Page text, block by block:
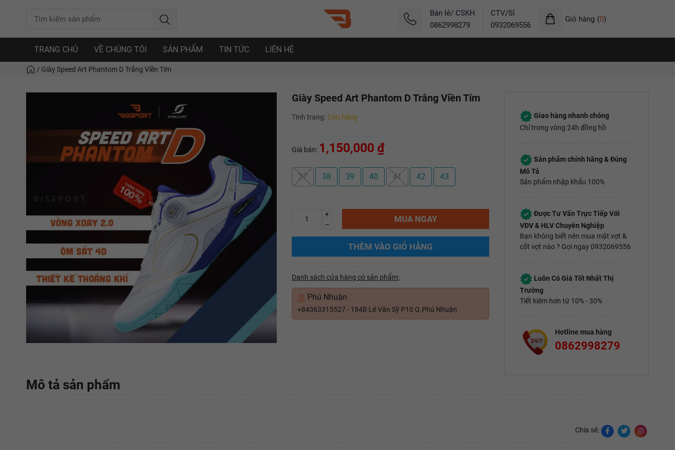
Bán lẻ/ CSKH
0862998279
CTV/Sỉ
0932069556
Giỏ hàng (0)
TRANG CHỦ VỀ CHÚNG TÔI SẢN PHẨM TIN TỨC LIÊN HỆ
/ Giày Speed Art Phantom D Trắng Viền Tím
Giày Speed Art Phantom D Trắng Viền Tím
Tình trạng: Còn hàng
Giá bán: 1,150,000 ₫
37 38 39 40 41 42 43
+
–
MUA NGAY
THÊM VÀO GIỎ HÀNG
Danh sách cửa hàng có sản phẩm:
Phú Nhuận
+84363315527 - 184B Lê Văn Sỹ P10 Q.Phú Nhuận
Giao hàng nhanh chóng
Chỉ trong vòng 24h đồng hồ
Sản phẩm chính hãng & Đúng
Mô Tả
Sản phẩm nhập khẩu 100%
Được Tư Vấn Trực Tiếp Với
VĐV & HLV Chuyên Nghiệp
Bạn không biết nên mua mặt vợt &
cốt vợt nào ? Gọi ngay 0932069556
Luôn Có Giá Tốt Nhất Thị
Trường
Tiết kiệm hơn từ 10% - 30%
Hotline mua hàng
0862998279
Mô tả sản phẩm
Chia sẻ: